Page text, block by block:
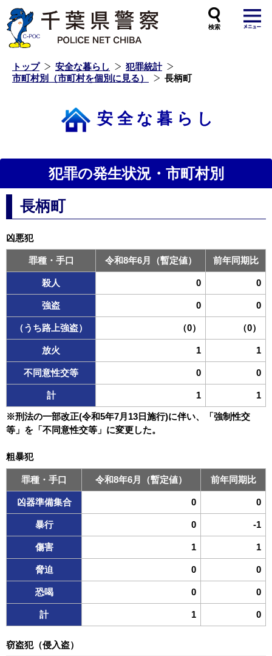
トップ 安全な暮らし
犯罪統計
市町村別（市町村を個別に見る）
長柄町
安全な暮らし
犯罪の発生状況・市町村別
長柄町
凶悪犯
罪種・手口 令和8年6月（暫定値） 前年同期比
殺人 0 0
強盗 0 0
（うち路上強盗） （0） （0）
放火 1 1
不同意性交等 0 0
計 1 1
※刑法の一部改正(令和5年7月13日施行)に伴い、「強制性交
等」を「不同意性交等」に変更した。
粗暴犯
罪種・手口 令和8年6月（暫定値） 前年同期比
凶器準備集合 0 0
暴行 0 -1
傷害 1 1
脅迫 0 0
恐喝 0 0
計 1 0
窃盗犯（侵入盗）